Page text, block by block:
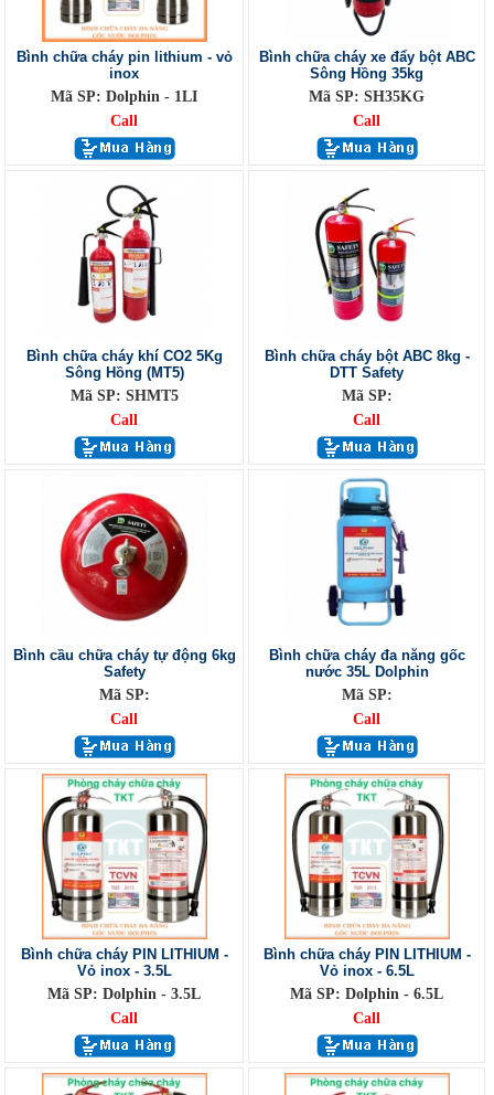
Bình chữa cháy pin lithium - vỏ
inox
Mã SP: Dolphin - 1LI
Call
Bình chữa cháy xe đẩy bột ABC
Sông Hồng 35kg
Mã SP: SH35KG
Call
Bình chữa cháy khí CO2 5Kg
Sông Hồng (MT5)
Mã SP: SHMT5
Call
Bình chữa cháy bột ABC 8kg -
DTT Safety
Mã SP:
Call
Bình cầu chữa cháy tự động 6kg
Safety
Mã SP:
Call
Bình chữa cháy đa năng gốc
nước 35L Dolphin
Mã SP:
Call
Bình chữa cháy PIN LITHIUM -
Vỏ inox - 3.5L
Mã SP: Dolphin - 3.5L
Call
Bình chữa cháy PIN LITHIUM -
Vỏ inox - 6.5L
Mã SP: Dolphin - 6.5L
Call